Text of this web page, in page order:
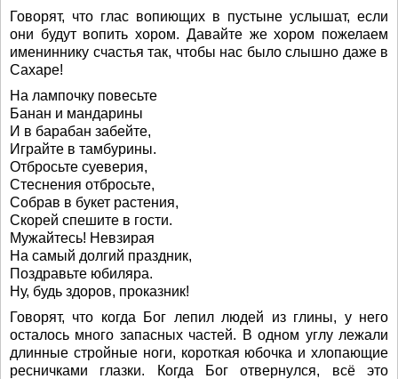
Говорят, что глас вопиющих в пустыне услышат, если
они будут вопить хором. Давайте же хором пожелаем
имениннику счастья так, чтобы нас было слышно даже в
Сахаре!
На лампочку повесьте
Банан и мандарины
И в барабан забейте,
Играйте в тамбурины.
Отбросьте суеверия,
Стеснения отбросьте,
Собрав в букет растения,
Скорей спешите в гости.
Мужайтесь! Невзирая
На самый долгий праздник,
Поздравьте юбиляра.
Ну, будь здоров, проказник!
Говорят, что когда Бог лепил людей из глины, у него
осталось много запасных частей. В одном углу лежали
длинные стройные ноги, короткая юбочка и хлопающие
ресничками глазки. Когда Бог отвернулся, всё это